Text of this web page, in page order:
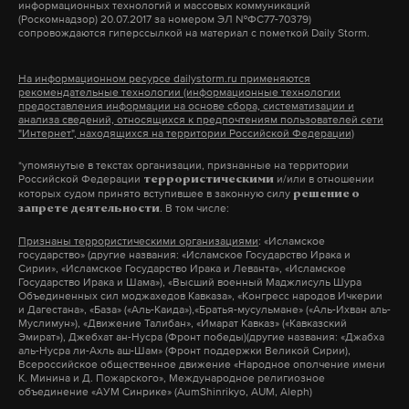
— Обычно мы стараемся не распространять такую
взяться за оружие либо решиться на теракт в
школе, — это всегда горе. Взрослые могут уйти в
себя, или семья уезжает из региона. Для
понимания того, как работает система, приведу
историю двух подростков из Сургутского района.
Два товарища готовились расстрелять
одноклассников. Один из школьников сообщил
нам, что наткнулся на такую переписку в чате. Мы
проверили, и информация подтвердилась.
Поскольку школьники младше 14 лет, для них не
было никакой уголовной ответственности.
Сейчас дети находятся на постоянном контроле:
их переписки мониторят и периодически
веществ в воде и воздухе», — рассказала Daily
Storm эколог Светлана Н. (имя изменено по
Как отмечает второй эколог Евгений Витишко,
проблема существует и о ней необходимо
числе дельфины, чувствительны к химическим
загрязнениям в воде. Он подчеркнул, что
воды во время подобных происшествий. От
разлива мазута пострадали не только морские
обитатели, но и наземные животные — птицы,
собаки и ежи.
«Они не хотят признавать экологическую
когда местные жители заметили странные
блокпосты. Они выросли у въезда к молочному
По заявлению людей, там может идти массовый
забой скота, а одна из женщин уверяет, что лично
видела, как с территории комплекса выезжали
КамАЗы, прикрытые досками и ветками. При этом
забрать свой скот ей так и не позволили.
По словам главы компании Романа Майера, среди
животных подтвердились случаи нодулярного
дерматита. Об этом пишет местный сайт NGS42.
информационных технологий и массовых коммуникаций
(Роскомнадзор) 20.07.2017 за номером ЭЛ №ФС77-70379)
сопровождаются гиперссылкой на материал с пометкой Daily Storm.
На информационном ресурсе dailystorm.ru применяются
рекомендательные технологии (информационные технологии
предоставления информации на основе сбора, систематизации и
анализа сведений, относящихся к предпочтениям пользователей сети
"Интернет", находящихся на территории Российской Федерации)
*упомянутые в текстах организации, признанные на территории
Российской Федерации террористическими и/или в отношении
которых судом принято вступившее в законную силу решение о
запрете деятельности. В том числе:
Признаны террористическими организациями: «Исламское
государство» (другие названия: «Исламское Государство Ирака и
Сирии», «Исламское Государство Ирака и Леванта», «Исламское
Государство Ирака и Шама»), «Высший военный Маджлисуль Шура
Объединенных сил моджахедов Кавказа», «Конгресс народов Ичкерии
и Дагестана», «База» («Аль-Каида»),«Братья-мусульмане» («Аль-Ихван аль-
Муслимун»), «Движение Талибан», «Имарат Кавказ» («Кавказский
Эмират»), Джебхат ан-Нусра (Фронт победы)(другие названия: «Джабха
аль-Нусра ли-Ахль аш-Шам» (Фронт поддержки Великой Сирии),
Всероссийское общественное движение «Народное ополчение имени
К. Минина и Д. Пожарского», Международное религиозное
объединение «АУМ Синрике» (AumShinrikyo, AUM, Aleph)